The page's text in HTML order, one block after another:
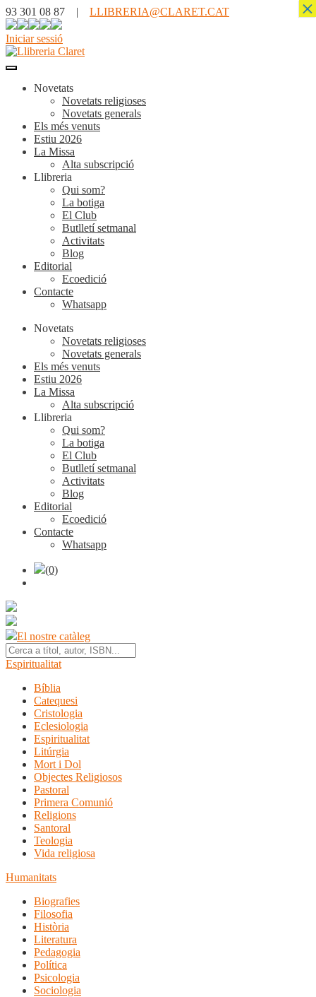
93 301 08 87 | LLIBRERIA@CLARET.CAT
Iniciar sessió
Novetats
Novetats religioses
Novetats generals
Els més venuts
Estiu 2026
La Missa
Alta subscripció
Llibreria
Qui som?
La botiga
El Club
Butlletí setmanal
Activitats
Blog
Editorial
Ecoedició
Contacte
Whatsapp
Novetats
Novetats religioses
Novetats generals
Els més venuts
Estiu 2026
La Missa
Alta subscripció
Llibreria
Qui som?
La botiga
El Club
Butlletí setmanal
Activitats
Blog
Editorial
Ecoedició
Contacte
Whatsapp
(0)
El nostre catàleg
Espiritualitat
Bíblia
Catequesi
Cristologia
Eclesiologia
Espiritualitat
Litúrgia
Mort i Dol
Objectes Religiosos
Pastoral
Primera Comunió
Religions
Santoral
Teologia
Vida religiosa
Humanitats
Biografies
Filosofia
Història
Literatura
Pedagogia
Política
Psicologia
Sociologia
×